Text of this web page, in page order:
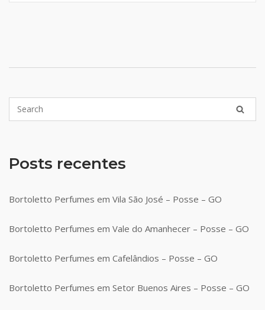
Posts recentes
Bortoletto Perfumes em Vila São José – Posse – GO
Bortoletto Perfumes em Vale do Amanhecer – Posse – GO
Bortoletto Perfumes em Cafelândios – Posse – GO
Bortoletto Perfumes em Setor Buenos Aires – Posse – GO